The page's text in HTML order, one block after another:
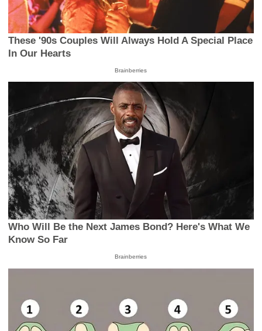
These '90s Couples Will Always Hold A Special Place
In Our Hearts
Brainberries
Who Will Be the Next James Bond? Here's What We
Know So Far
Brainberries